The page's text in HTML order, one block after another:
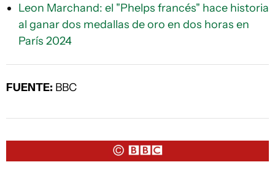
Leon Marchand: el "Phelps francés" hace historia
al ganar dos medallas de oro en dos horas en
París 2024
FUENTE: BBC